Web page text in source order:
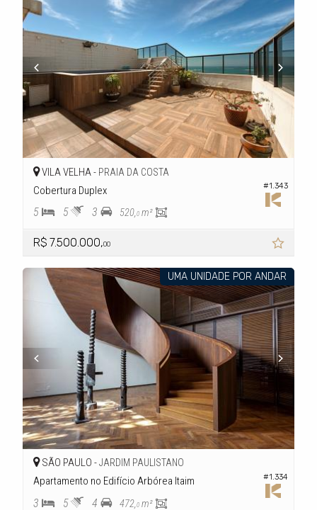
#1.343
VILA VELHA - PRAIA DA COSTA
Cobertura Duplex
5 5 3 520,0 m²
R$ 7.500.000,00
UMA UNIDADE POR ANDAR
#1.334
SÃO PAULO -JARDIM PAULISTANO
Apartamento no Edifício Arbórea Itaim
3 5 4 472,0 m²